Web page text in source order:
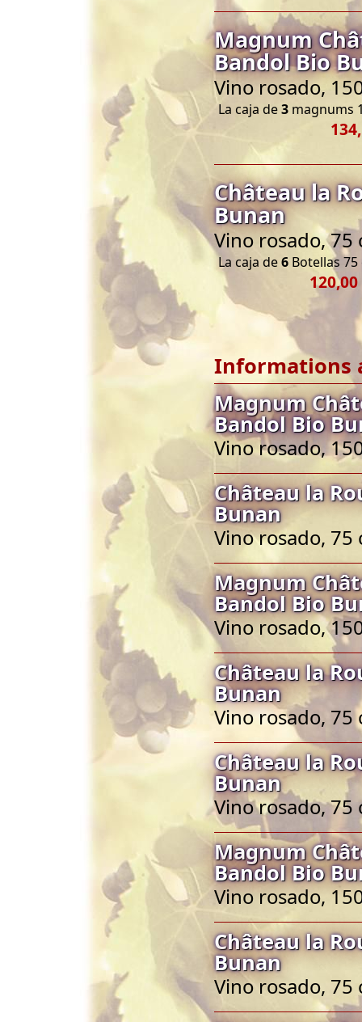
Magnum
Bandol Bio
Vino rosado,
La caja de3 magnums
Château la
Bunan
Vino rosado, 75
La caja de6 Botellas 75
120,00
Informations
Magnum
Bandol Bio
Vino rosado,
Château la
Bunan
Vino rosado, 75
Magnum
Bandol Bio
Vino rosado,
Château la
Bunan
Vino rosado, 75
Château la
Bunan
Vino rosado, 75
Magnum
Bandol Bio
Vino rosado,
Château la
Bunan
Vino rosado, 75